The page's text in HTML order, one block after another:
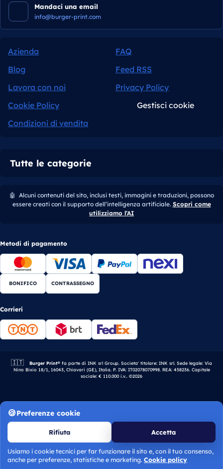
Mandaci una email
info@burger-print.com
Azienda
FAQ
Blog
Feed RSS
Lavora con noi
Privacy Policy
Cookie Policy
Gestisci cookie
Condizioni di vendita
Tutte le categorie
🤖 Alcuni contenuti del sito, inclusi testi, immagini e traduzioni, possono
essere creati con il supporto dell’intelligenza artificiale. Scopri come
utilizziamo l’AI
Metodi di pagamento
BONIFICO CONTRASSEGNO
Corrieri
🇮🇹 Azienda italiana.
Burger Print® fa parte di INK srl Group. Societa' titolare: INK srl. Sede legale: Via
Nino Bixio 18/1, 16043, Chiavari (GE), Italia. P. IVA: IT02078070998. REA: 458236. Capitale
sociale: € 110.000 i.v.. ©2026
Preferenze cookie
Rifiuta Accetta
Usiamo i cookie tecnici per far funzionare il sito e, con il tuo consenso,
anche per preferenze, statistiche e marketing. Cookie policy
Calcola preventivo